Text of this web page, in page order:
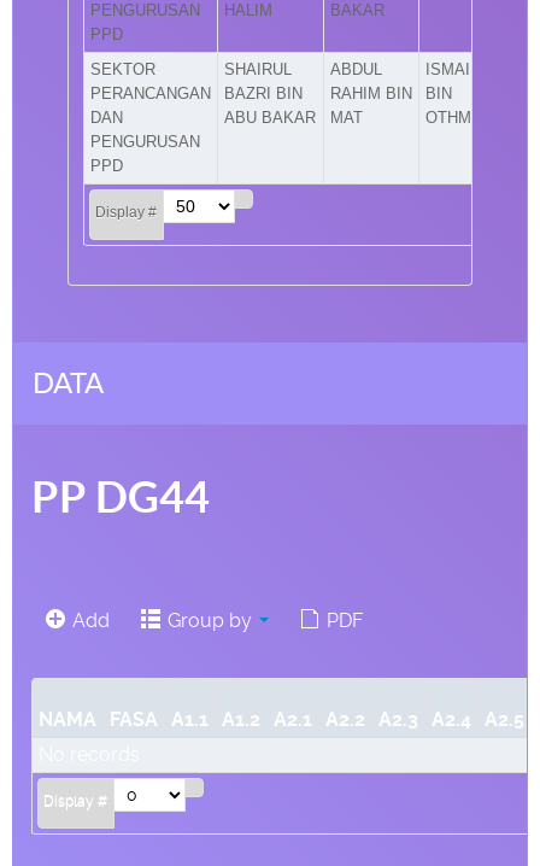
Display #
PENGURUSAN
PPD
HALIM
BAKAR
SEKTOR
PERANCANGAN
DAN
PENGURUSAN
PPD
SHAIRUL
BAZRI BIN
ABU BAKAR
ABDUL
RAHIM BIN
MAT
ISMAIL
BIN
OTHMAN
DATA
PP DG44
Add Group by PDF
NAMA FASA A1.1 A1.2 A2.1 A2.2 A2.3 A2.4 A2.5
Display #